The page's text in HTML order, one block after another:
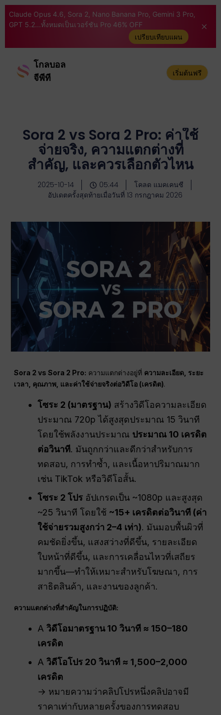
Claude Opus 4.6, Sora 2, Nano Banana Pro, Gemini 3 Pro,
GPT 5.2...ทั้งหมดเป็นเวอร์ชัน Pro 46% OFF
เปรียบเทียบแผน
โกลบอล
จีพีที
เริ่มต้นฟรี
Sora 2 vs Sora 2 Pro: ค่าใช้
จ่ายจริง, ความแตกต่างที่
สำคัญ, และควรเลือกตัวไหน
2025-10-14 05:44
โคลด แมคเคนซี
อัปเดตครั้งสุดท้ายเมื่อวันที่ 13 กรกฎาคม 2026
Sora 2 vs Sora 2 Pro: ความแตกต่างอยู่ที่ ความละเอียด, ระยะ
เวลา, คุณภาพ, และค่าใช้จ่ายจริงต่อวิดีโอ (เครดิต).
โซระ 2 (มาตรฐาน) สร้างวิดีโอความละเอียด
ประมาณ 720p ได้สูงสุดประมาณ 15 วินาที
โดยใช้พลังงานประมาณ ประมาณ 10 เครดิต
ต่อวินาที. มันถูกกว่าและดีกว่าสำหรับการ
ทดสอบ, การทำซ้ำ, และเนื้อหาปริมาณมาก
เช่น TikTok หรือวิดีโอสั้น.
โซระ 2 โปร อัปเกรดเป็น ~1080p และสูงสุด
~25 วินาที โดยใช้ ~15+ เครดิตต่อวินาที (ค่า
ใช้จ่ายรวมสูงกว่า 2–4 เท่า). มันมอบพื้นผิวที่
คมชัดยิ่งขึ้น, แสงสว่างที่ดีขึ้น, รายละเอียด
ใบหน้าที่ดีขึ้น, และการเคลื่อนไหวที่เสถียร
มากขึ้น—ทำให้เหมาะสำหรับโฆษณา, การ
สาธิตสินค้า, และงานของลูกค้า.
ความแตกต่างที่สำคัญในการปฏิบัติ:
Aวิดีโอมาตรฐาน 10 วินาที ≈ 150–180
เครดิต
Aวิดีโอโปร 20 วินาที ≈ 1,500–2,000
เครดิต
→ หมายความว่าคลิปโปรหนึ่งคลิปอาจมี
ราคาเท่ากับหลายครั้งของการทดสอบ